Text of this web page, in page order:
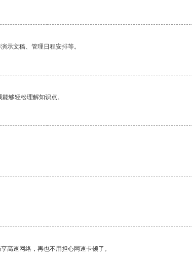
示文稿、管理日程安排等。
够轻松理解知识点。
高速网络，再也不用担心网速卡顿了。